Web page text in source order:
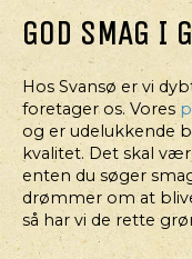
GOD SMAG I
Hos Svansø er vi
foretager os. Vores
og er udelukkende
kvalitet. Det skal
enten du søger
drømmer om at
så har vi de rette